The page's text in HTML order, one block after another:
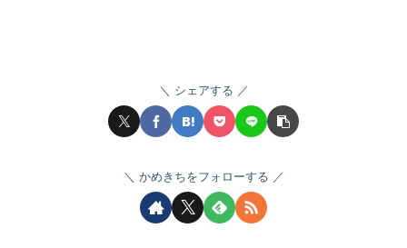
シェアする
かめきちをフォローする